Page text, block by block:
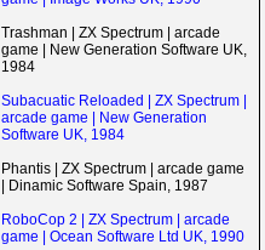
Trashman | ZX Spectrum | arcade
game | New Generation Software UK,
1984
Subacuatic Reloaded | ZX Spectrum |
arcade game | New Generation
Software UK, 1984
Phantis | ZX Spectrum | arcade game
| Dinamic Software Spain, 1987
RoboCop 2 | ZX Spectrum | arcade
game | Ocean Software Ltd UK, 1990